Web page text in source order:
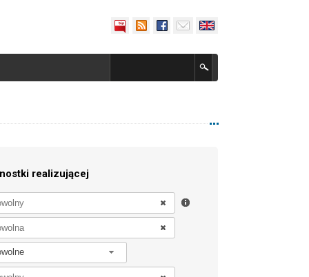
realizującej